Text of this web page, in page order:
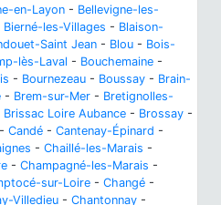
en-Layon - Bellevigne-les-
Bierné-les-Villages - Blaison-
Saint Jean - Blou - Bois-
lès-Laval - Bouchemaine -
- Bournezeau - Boussay - Brain-
- Brem-sur-Mer - Bretignolles-
Brissac Loire Aubance - Brossay -
- Candé - Cantenay-Épinard -
- Chaillé-les-Marais -
- Champagné-les-Marais -
sur-Loire - Changé -
Villedieu - Chantonnay -